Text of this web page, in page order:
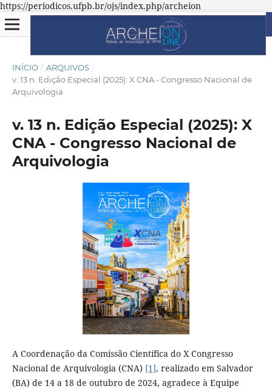
https://periodicos.ufpb.br/ojs/index.php/archeion
INÍCIO / ARQUIVOS /
v. 13 n. Edição Especial (2025): X CNA - Congresso Nacional de
Arquivologia
v. 13 n. Edição Especial (2025): X
CNA - Congresso Nacional de
Arquivologia
A Coordenação da Comissão Científica do X Congresso
Nacional de Arquivologia (CNA) [1], realizado em Salvador
(BA) de 14 a 18 de outubro de 2024, agradece à Equipe